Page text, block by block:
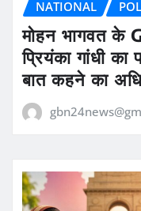
NATIONAL
मोहन भागवत के
प्रियंका गांधी
बात कहने का